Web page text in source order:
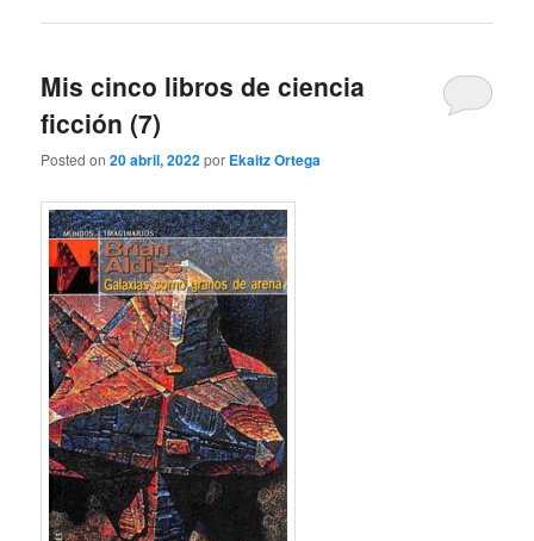
Mis cinco libros de ciencia
ficción (7)
Posted on20 abril, 2022por Ekaitz Ortega